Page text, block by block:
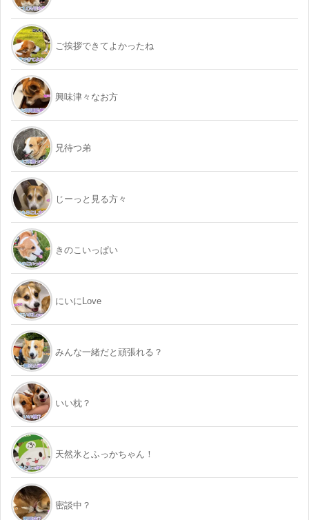
ご挨拶できてよかったね
興味津々なお方
兄待つ弟
じーっと見る方々
きのこいっぱい
にいにLove
みんな一緒だと頑張れる？
いい枕？
天然氷とふっかちゃん！
密談中？